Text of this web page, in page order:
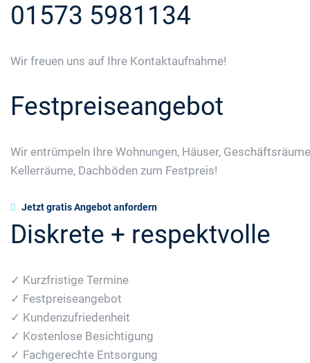
01573 5981134
Wir freuen uns auf Ihre Kontaktaufnahme!
Festpreiseangebot
Wir entrümpeln Ihre Wohnungen, Häuser,
Kellerräume, Dachböden zum Festpreis!
Jetzt gratis Angebot anfordern
Diskrete + respektvolle
✓ Kurzfristige Termine
✓ Festpreiseangebot
✓ Kundenzufriedenheit
✓ Kostenlose Besichtigung
✓ Fachgerechte Entsorgung